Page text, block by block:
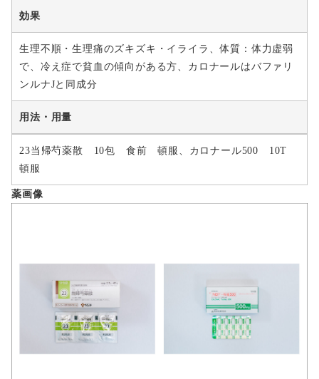
効果
生理不順・生理痛のズキズキ・イライラ、体質：体力虚弱
で、冷え症で貧血の傾向がある方、カロナールはバファリ
ンルナJと同成分
用法・用量
23当帰芍薬散 10包 食前 頓服、カロナール500 10T
頓服
薬画像